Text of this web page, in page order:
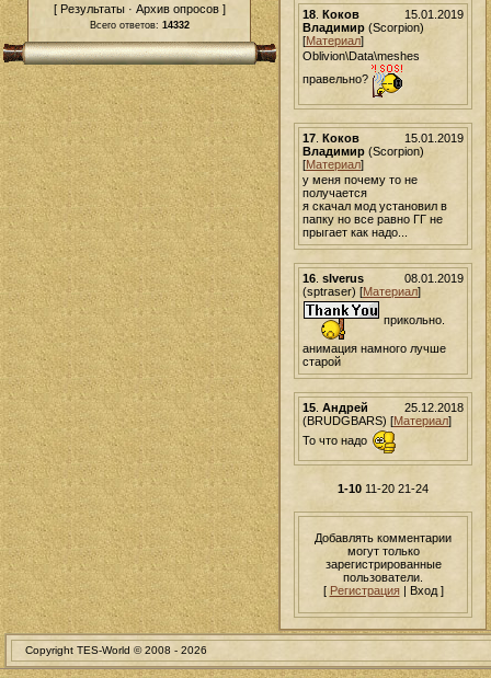
[ Результаты · Архив опросов ]
Всего ответов: 14332
15.01.2019
18 Коков
Владимир (Scorpion)
[Материал]
Oblivion\Data\meshes
правельно?
15.01.2019
17 Коков
Владимир (Scorpion)
[Материал]
у меня почему то не
получается
я скачал мод установил в
папку но все равно ГГ не
прыгает как надо...
08.01.2019
16 sIverus
(sptraser) [Материал]
прикольно.
анимация намного лучше
старой
25.12.2018
15 Андрей
(BRUDGBARS) [Материал]
То что надо
1-10 11-20 21-24
Добавлять комментарии
могут только
зарегистрированные
пользователи.
[ Регистрация| Вход ]
Copyright TES-World © 2008 - 2026